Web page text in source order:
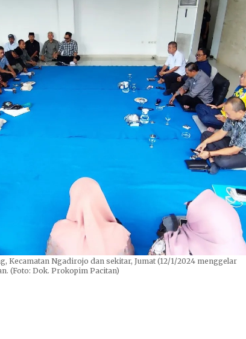
Kecamatan Ngadirojo dan sekitar, Jumat (12/1/2024 menggelar
(Foto: Dok. Prokopim Pacitan)